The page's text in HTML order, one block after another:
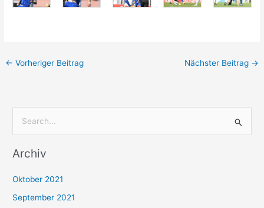
← Vorheriger Beitrag Nächster Beitrag →
c
n
Archiv
Oktober 2021
September 2021